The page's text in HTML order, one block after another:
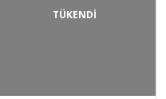
TÜKENDİ